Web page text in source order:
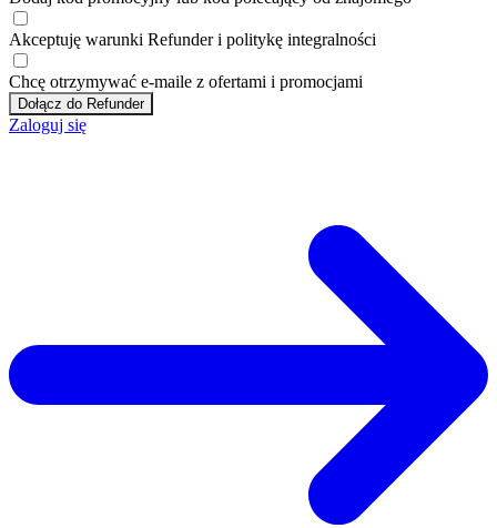
Akceptuję warunki Refunder i politykę integralności
Chcę otrzymywać e-maile z ofertami i promocjami
Dołącz do Refunder
Zaloguj się